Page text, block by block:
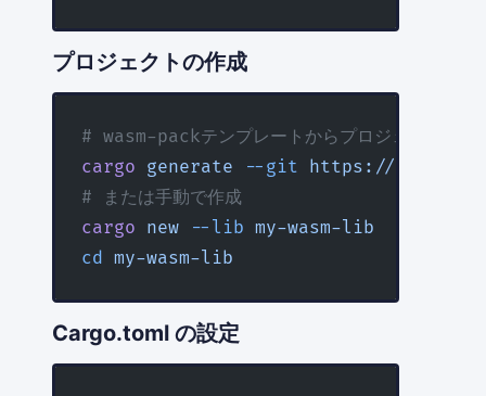
プロジェクトの作成
# wasm-packテンプレートからプロジェクト生成
cargo generate --git https://
# または手動で作成
cargo new --lib my-wasm-lib
cd my-wasm-lib
Cargo.toml の設定